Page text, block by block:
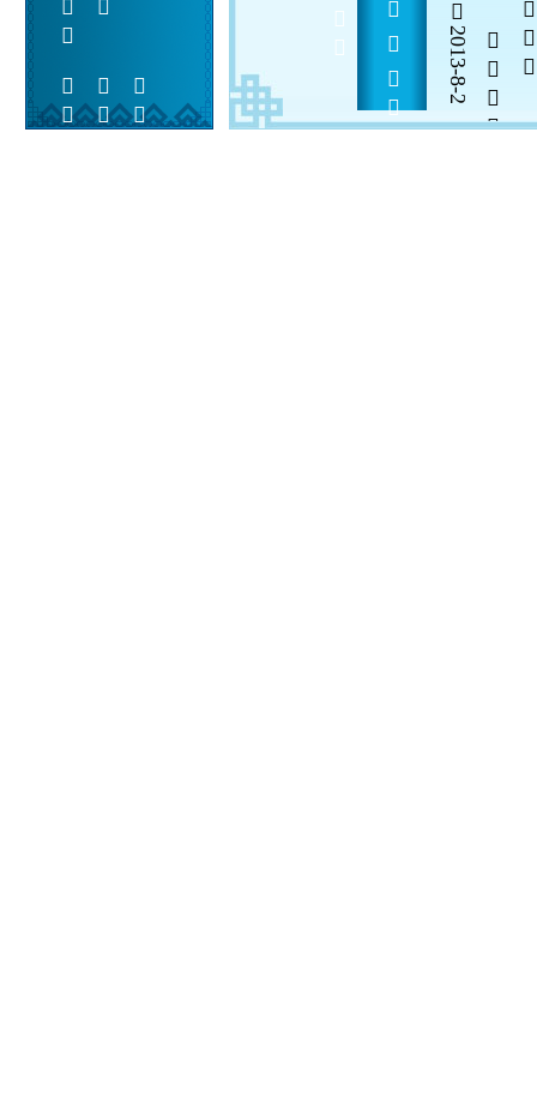
               2013-8-2